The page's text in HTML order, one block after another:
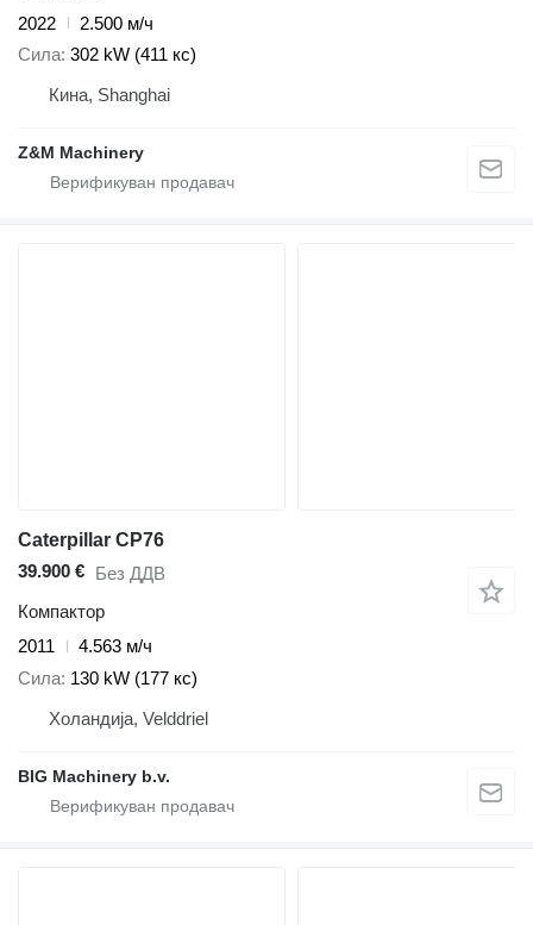
2022
2.500 м/ч
Сила 302 kW (411 кс)
Кина, Shanghai
Z&M Machinery
Caterpillar CP76
39.900 € Без ДДВ
Компактор
2011
4.563 м/ч
Сила 130 kW (177 кс)
Холандија, Velddriel
BIG Machinery b.v.